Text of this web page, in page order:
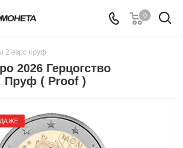
0
2 евро пруф
2026 Герцогство
Пруф ( Proof )